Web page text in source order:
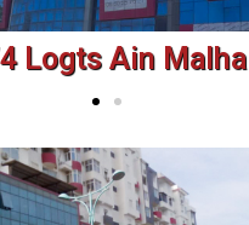
Logts Ain Malha